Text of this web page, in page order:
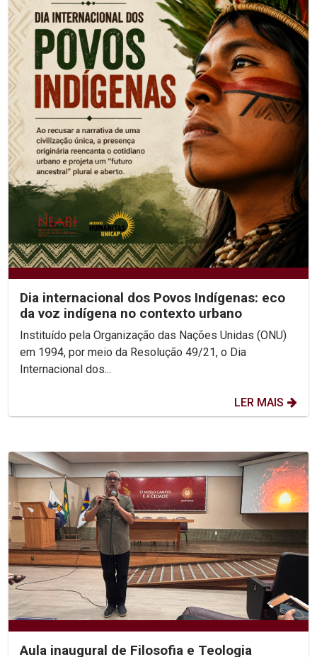
Dia internacional dos Povos Indígenas: eco
da voz indígena no contexto urbano
Instituído pela Organização das Nações Unidas (ONU)
em 1994, por meio da Resolução 49/21, o Dia
Internacional dos...
LER MAIS
Aula inaugural de Filosofia e Teologia